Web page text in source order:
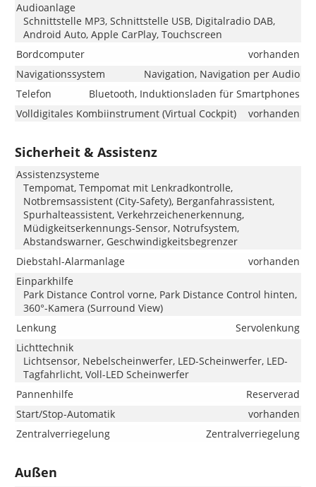
Audioanlage
Schnittstelle MP3, Schnittstelle USB, Digitalradio DAB,
Android Auto, Apple CarPlay, Touchscreen
Bordcomputer
vorhanden
Navigationssystem
Navigation, Navigation per Audio
Telefon
Bluetooth, Induktionsladen für Smartphones
Volldigitales Kombiinstrument (Virtual Cockpit)
vorhanden
Sicherheit & Assistenz
Assistenzsysteme
Tempomat, Tempomat mit Lenkradkontrolle,
Notbremsassistent (City-Safety), Berganfahrassistent,
Spurhalteassistent, Verkehrzeichenerkennung,
Müdigkeitserkennungs-Sensor, Notrufsystem,
Abstandswarner, Geschwindigkeitsbegrenzer
Diebstahl-Alarmanlage
vorhanden
Einparkhilfe
Park Distance Control vorne, Park Distance Control hinten,
360°-Kamera (Surround View)
Lenkung
Servolenkung
Lichttechnik
Lichtsensor, Nebelscheinwerfer, LED-Scheinwerfer, LED-
Tagfahrlicht, Voll-LED Scheinwerfer
Pannenhilfe
Reserverad
Start/Stop-Automatik
vorhanden
Zentralverriegelung
Zentralverriegelung
Außen